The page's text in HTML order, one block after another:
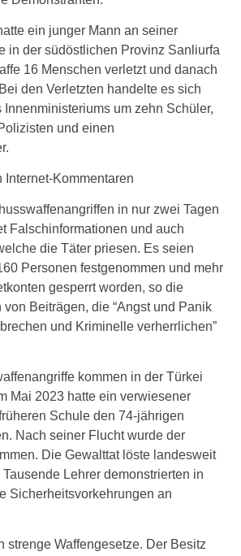
ein junger Mann an seiner
in der südöstlichen Provinz Sanliurfa
16 Menschen verletzt und danach
den Verletzten handelte es sich
Innenministeriums um zehn Schüler,
und einen
Internet-Kommentaren
in nur zwei Tagen
Falschinformationen und auch
die Täter priesen. Es seien
Personen festgenommen und mehr
gesperrt worden, so die
Beiträgen, die “Angst und Panik
und Kriminelle verherrlichen”
kommen in der Türkei
Mai 2023 hatte ein verwiesener
Schule den 74-jährigen
Nach seiner Flucht wurde der
Die Gewalttat löste landesweit
Lehrer demonstrierten in
Sicherheitsvorkehrungen an
strenge Waffengesetze. Der Besitz